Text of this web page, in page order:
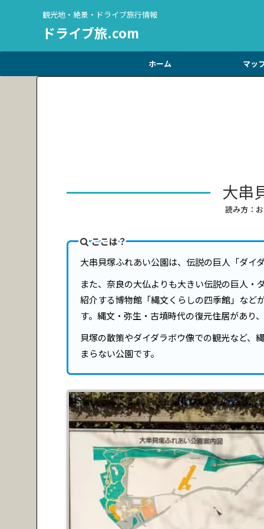
観光地・絶景・ドライブ旅行情報
ドライブ旅.com
ホーム マッ
大串
読み方：
ここは？
大串貝塚ふれあい公園は、伝説の巨人「ダイ
また、奈良の大仏よりも大きい伝説の巨人
紹介する博物館「縄文くらしの四季館」など
す。縄文・弥生・古墳時代の復元住居があり
貝塚の散策やダイダラボウ像での観光など、
まらない公園です。